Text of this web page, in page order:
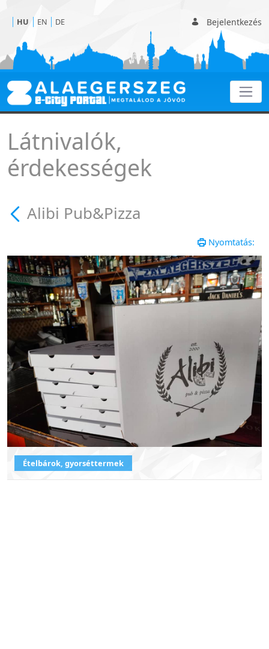
Bejelentkezés
HU EN DE
Alibi Pub&Pizza
Látnivalók,
érdekességek
Alibi Pub&Pizza
Nyomtatás:
Ételbárok, gyorséttermek